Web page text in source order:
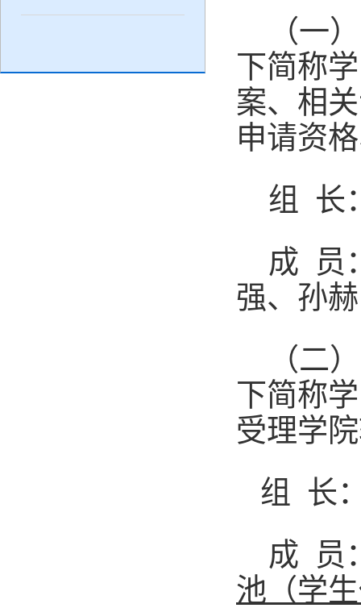
（一
下简称
案、相
申请资
组
长
成
员
强、孙
（二
下简称
受理学
组
长
成
员
池 （学生